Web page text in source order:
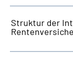
Inhalte in
Struktur der